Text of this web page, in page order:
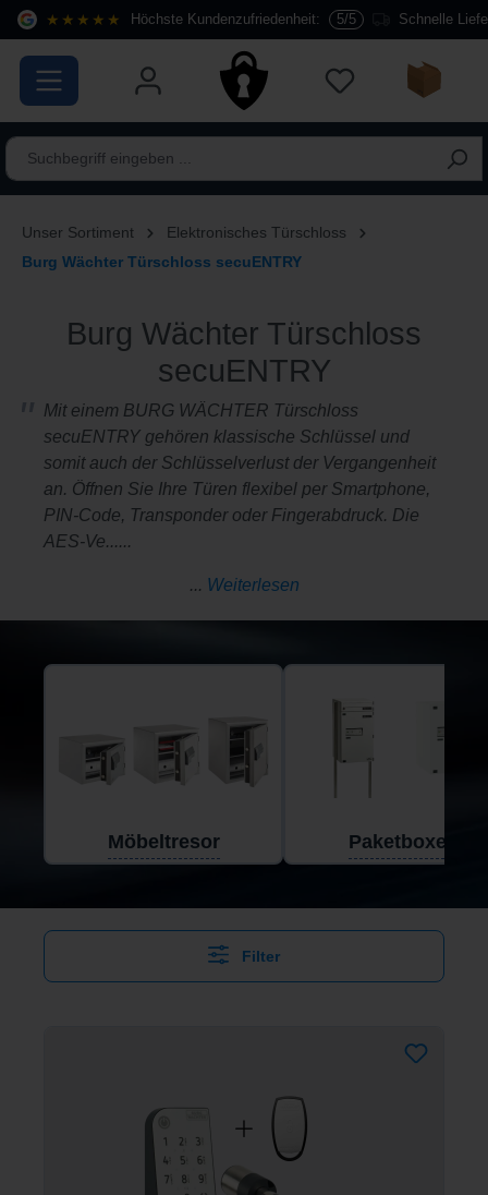
springen Schnelle
★★★★★ Höchste Kundenzufriedenheit: 5/5
Unser Sortiment
Elektronisches Türschloss
Burg Wächter Türschloss secuENTRY
Burg Wächter Türschloss
secuENTRY
Mit einem BURG WÄCHTER Türschloss
secuENTRY gehören klassische Schlüssel und
somit auch der Schlüsselverlust der Vergangenheit
an. Öffnen Sie Ihre Türen flexibel per Smartphone,
PIN-Code, Transponder oder Fingerabdruck. Die
AES-Ve......
... Weiterlesen
Möbeltresor Paketboxen
Filter